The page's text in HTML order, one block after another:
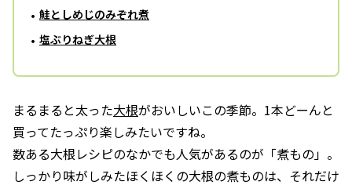
鮭としめじのみぞれ煮
塩ぶりねぎ大根
まるまると太った大根がおいしいこの季節。1本どーんと
買ってたっぷり楽しみたいですね。
数ある大根レシピのなかでも人気があるのが「煮もの」。
しっかり味がしみたほくほくの大根の煮ものは、それだけ